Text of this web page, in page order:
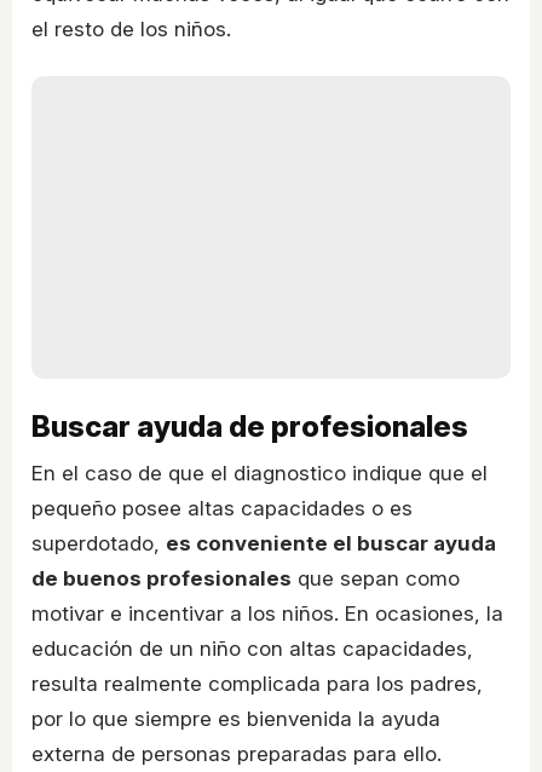
el resto de los niños.
Buscar ayuda de profesionales
En el caso de que el diagnostico indique que el
pequeño posee altas capacidades o es
superdotado, es conveniente el buscar ayuda
de buenos profesionales que sepan como
motivar e incentivar a los niños. En ocasiones, la
educación de un niño con altas capacidades,
resulta realmente complicada para los padres,
por lo que siempre es bienvenida la ayuda
externa de personas preparadas para ello.